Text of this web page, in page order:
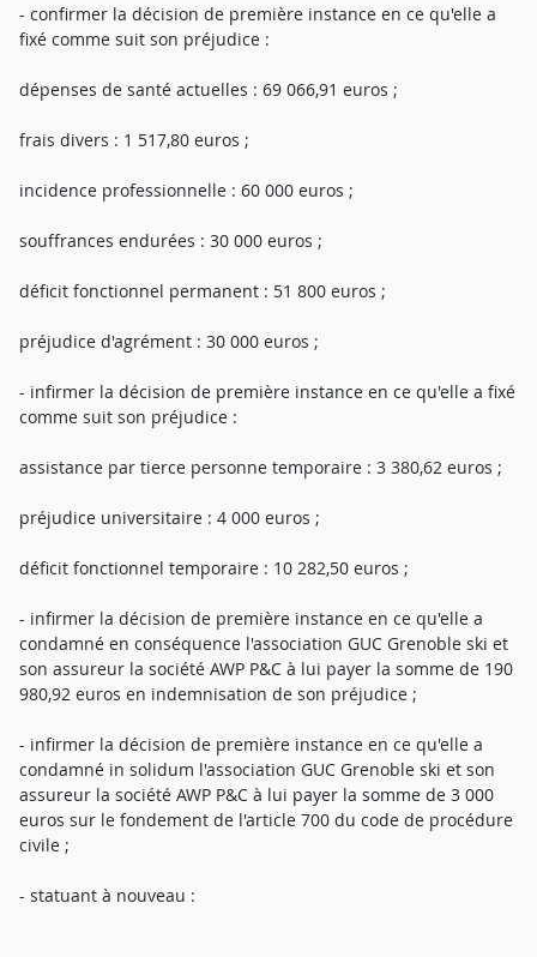
- confirmer la décision de première instance en ce qu'elle a
fixé comme suit son préjudice :
dépenses de santé actuelles : 69 066,91 euros ;
frais divers : 1 517,80 euros ;
incidence professionnelle : 60 000 euros ;
souffrances endurées : 30 000 euros ;
déficit fonctionnel permanent : 51 800 euros ;
préjudice d'agrément : 30 000 euros ;
- infirmer la décision de première instance en ce qu'elle a fixé
comme suit son préjudice :
assistance par tierce personne temporaire : 3 380,62 euros ;
préjudice universitaire : 4 000 euros ;
déficit fonctionnel temporaire : 10 282,50 euros ;
- infirmer la décision de première instance en ce qu'elle a
condamné en conséquence l'association GUC Grenoble ski et
son assureur la société AWP P&C à lui payer la somme de 190
980,92 euros en indemnisation de son préjudice ;
- infirmer la décision de première instance en ce qu'elle a
condamné in solidum l'association GUC Grenoble ski et son
assureur la société AWP P&C à lui payer la somme de 3 000
euros sur le fondement de l'article 700 du code de procédure
civile ;
- statuant à nouveau :